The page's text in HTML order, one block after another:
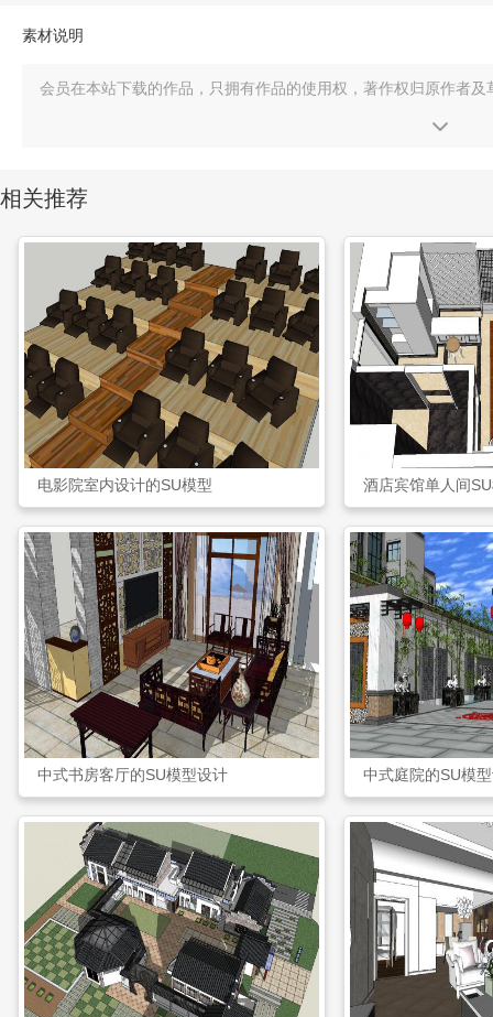
素材说明
会员在本站下载的作品，只拥有作品的使用权，著作权归原作者
相关推荐
电影院室内设计的SU模型 酒店宾馆单人间
中式书房客厅的SU模型设计 中式庭院的SU模